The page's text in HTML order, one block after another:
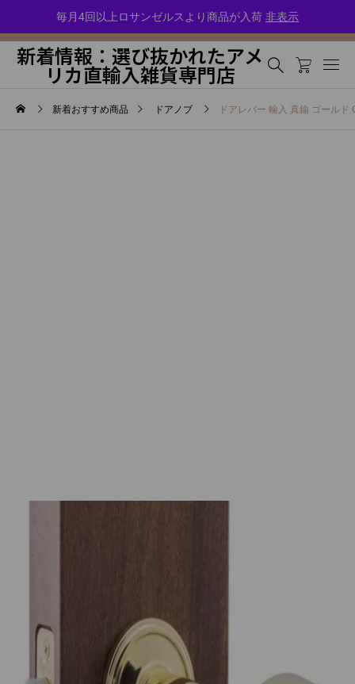
選び抜かれた輸入雑貨セレクトショップ・選りすぐりのアメリカ雑貨をお届
新着情報：選び抜かれたアメ
リカ直輸入雑貨専門店
新着おすすめ商品 ドアノブ ドアレバー 輸入 真鍮 ゴール
毎月4回以上ロサンゼルスより商品が入荷 非表示